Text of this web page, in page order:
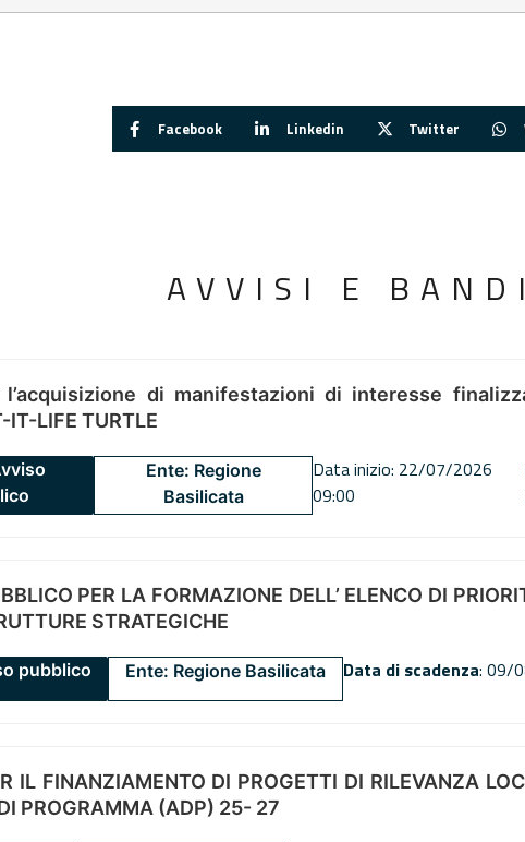
Facebook Linkedin Twitter
AVVISI E
di manifestazioni di interesse
IT-LIFE TURTLE
Ente: Regione
Basilicata
Data inizio: 22/07/2026
09:00
PER LA FORMAZIONE DELL’ ELENCO DI
STRATEGICHE
pubblico Ente: Regione Basilicata Data di scadenza: 09/
IL FINANZIAMENTO DI PROGETTI DI RILEVANZA
PROGRAMMA (ADP) 25- 27